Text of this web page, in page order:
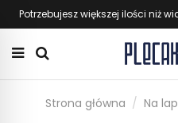
Potrzebujesz większej ilości niż
Strona główna Na